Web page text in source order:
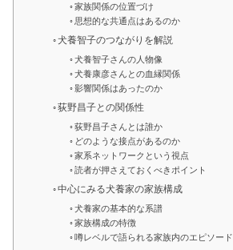
家族関係の位置づけ
思想的な共通点はあるのか
犬養智子のつながりを解説
犬養智子さんの人物像
犬養康彦さんとの血縁関係
影響関係はあったのか
荻野昌子との関係性
荻野昌子さんとは誰か
どのような接点があるのか
家系ネットワークという視点
読者が押さえておくべきポイント
中心にみる犬養家の家族構成
犬養家の基本的な系譜
家族構成の特徴
噂レベルで語られる家族内のエピソード